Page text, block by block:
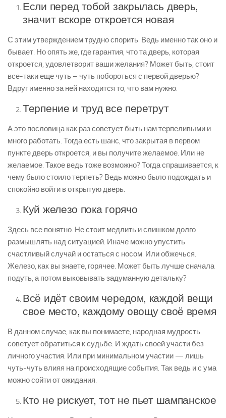
Если перед тобой закрылась дверь,
значит вскоре откроется новая
С этим утверждением трудно спорить. Ведь именно так оно и
бывает. Но опять же, где гарантия, что та дверь, которая
откроется, удовлетворит ваши желания? Может быть, стоит
все-таки еще чуть – чуть побороться с первой дверью?
Вдруг именно за ней находится то, что вам нужно.
Терпение и труд все перетрут
А это пословица как раз советует быть нам терпеливыми и
много работать. Тогда есть шанс, что закрытая в первом
пункте дверь откроется, и вы получите желаемое. Или не
желаемое. Такое ведь тоже возможно? Тогда спрашивается, к
чему было стоило терпеть? Ведь можно было подождать и
спокойно войти в открытую дверь.
Куй железо пока горячо
Здесь все понятно. Не стоит медлить и слишком долго
размышлять над ситуацией. Иначе можно упустить
счастливый случай и остаться с носом. Или обжечься.
Железо, как вы знаете, горячее. Может быть лучше сначала
подуть, а потом выковывать задуманную детальку?
Всё идёт своим чередом, каждой вещи
свое место, каждому овощу своё время
В данном случае, как вы понимаете, народная мудрость
советует обратиться к судьбе. И ждать своей участи без
личного участия. Или при минимальном участии — лишь
чуть-чуть влияя на происходящие события. Так ведь и с ума
можно сойти от ожидания.
Кто не рискует, тот не пьет шампанское